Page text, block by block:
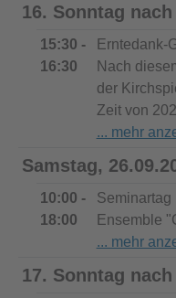
16. Sonntag
15:30 -
16:30
Erntedank-
Nach
der
Zeit von
Samstag,
10:00 -
18:00
Seminartag
Ensemble
17. Sonntag